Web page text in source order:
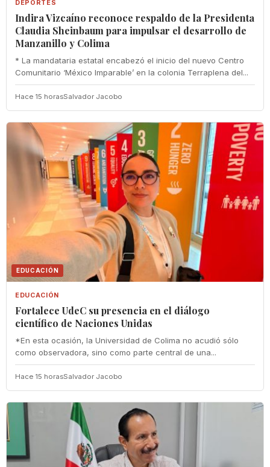
DEPORTES
Indira Vizcaíno reconoce respaldo de la Presidenta
Claudia Sheinbaum para impulsar el desarrollo de
Manzanillo y Colima
* La mandataria estatal encabezó el inicio del nuevo Centro
Comunitario ‘México Imparable’ en la colonia Terraplena del...
Hace 15 horasSalvador Jacobo
EDUCACIÓN
EDUCACIÓN
Fortalece UdeC su presencia en el diálogo
científico de Naciones Unidas
*En esta ocasión, la Universidad de Colima no acudió sólo
como observadora, sino como parte central de una...
Hace 15 horasSalvador Jacobo